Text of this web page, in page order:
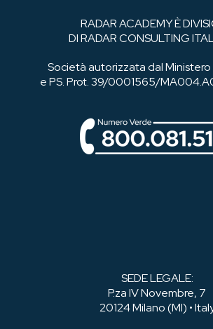
RADAR ACADEMY È
DI RADAR CONSULTING
Società autorizzata dal
e PS. Prot. 39/0001565/
SEDE LEGALE:
P.za IV Novembre, 7
20124 Milano (MI) •